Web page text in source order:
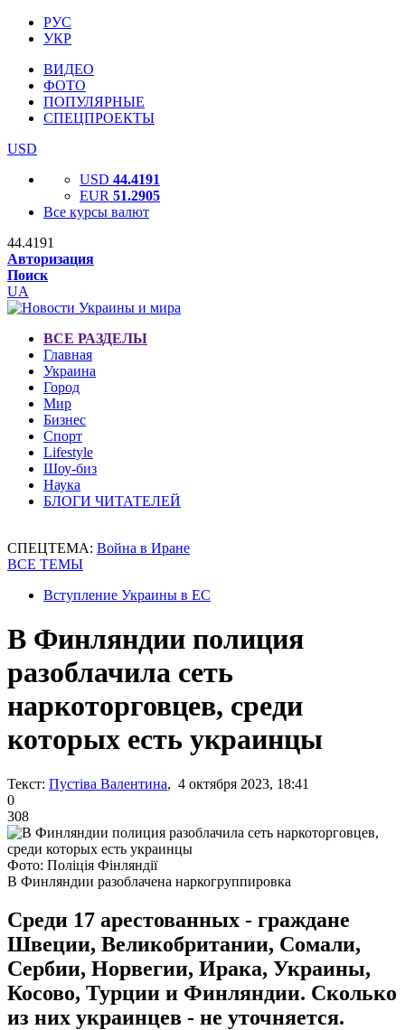
РУС
УКР
ВИДЕО
ФОТО
ПОПУЛЯРНЫЕ
СПЕЦПРОЕКТЫ
USD
USD 44.4191
EUR 51.2905
Все курсы валют
44.4191
Авторизация
Поиск
UA
ВСЕ РАЗДЕЛЫ
Главная
Украина
Город
Мир
Бизнес
Спорт
Lifestyle
Шоу-биз
Наука
БЛОГИ ЧИТАТЕЛЕЙ
СПЕЦТЕМА: Война в Иране
ВСЕ ТЕМЫ
Вступление Украины в ЕС
В Финляндии полиция
разоблачила сеть
наркоторговцев, среди
которых есть украинцы
Текст: Пустіва Валентина, 4 октября 2023, 18:41
0
308
Фото: Поліція Фінляндії
В Финляндии разоблачена наркогруппировка
Среди 17 арестованных - граждане
Швеции, Великобритании, Сомали,
Сербии, Норвегии, Ирака, Украины,
Косово, Турции и Финляндии. Сколько
из них украинцев - не уточняется.